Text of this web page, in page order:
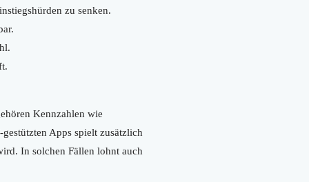
zu senken.
Kennzahlen wie
Apps spielt zusätzlich
In solchen Fällen lohnt auch